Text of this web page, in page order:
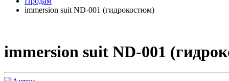
immersion suit ND-001 (гидрокостюм)
immersion suit ND-001